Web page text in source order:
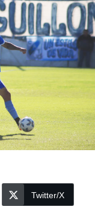
Twitter/X